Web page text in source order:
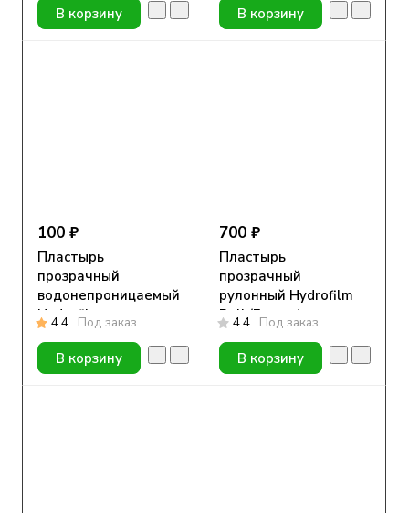
В корзину В корзину
100 ₽
Пластырь
прозрачный
водонепроницаемый
Hydrofilm
(Гидрофилм), 10х12.5
см
4.4 Под заказ
В корзину
700 ₽
Пластырь
прозрачный
рулонный Hydrofilm
Roll (Гидрофилм
Ролл), 10см х 2м
4.4 Под заказ
В корзину